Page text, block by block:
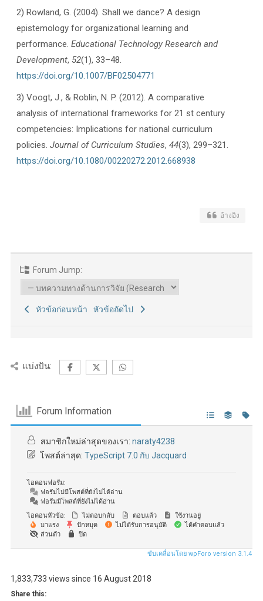
2) Rowland, G. (2004). Shall we dance? A design
epistemology for organizational learning and
performance. Educational Technology Research and
Development, 52(1), 33–48.
https://doi.org/10.1007/BF02504771
3) Voogt, J., & Roblin, N. P. (2012). A comparative
analysis of international frameworks for 21 st century
competencies: Implications for national curriculum
policies. Journal of Curriculum Studies, 44(3), 299–321.
https://doi.org/10.1080/00220272.2012.668938
อ้างอิง
Forum Jump:
หัวข้อก่อนหน้า หัวข้อถัดไป
แบ่งปัน:
Forum Information
สมาชิกใหม่ล่าสุดของเรา: naraty4238
โพสต์ล่าสุด: TypeScript 7.0 กับ Jacquard
ไอคอนฟอรัม:
ฟอรัมไม่มีโพสต์ที่ยังไม่ได้อ่าน
ฟอรัมมีโพสต์ที่ยังไม่ได้อ่าน
ไอคอนหัวข้อ:
ไม่ตอบกลับ ตอบแล้ว
ใช้งานอยู่
มาแรง
ปักหมุด ไม่ได้รับการอนุมัติ
ได้คำตอบแล้ว
ส่วนตัว
ปิด
ขับเคลื่อนโดย wpForo version 3.1.4
1,833,733 views since 16 August 2018
Share this: